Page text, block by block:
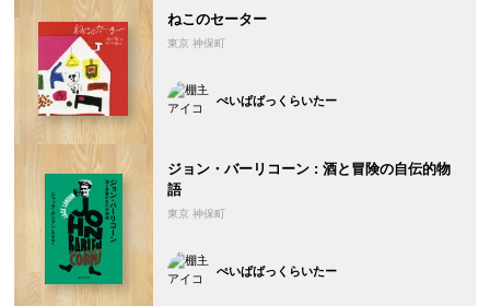
ねこのセーター
東京 神保町
ぺいぱばっくらいたー
ジョン・バーリコーン : 酒と冒険の自伝的物
語
東京 神保町
ぺいぱばっくらいたー